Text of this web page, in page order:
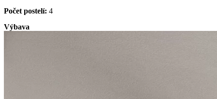
Počet postelí: 4
Výbava